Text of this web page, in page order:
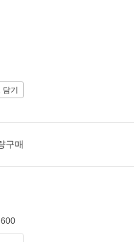
담기
구매